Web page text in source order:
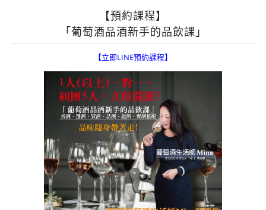
【預約課程】
「葡萄酒品酒新手的品飲課」
【立即LINE預約課程】